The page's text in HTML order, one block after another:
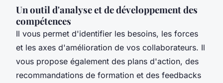
Un outil d'analyse et de développement des
compétences
Il vous permet d'identifier les besoins, les forces
et les axes d'amélioration de vos collaborateurs. Il
vous propose également des plans d'action, des
recommandations de formation et des feedbacks